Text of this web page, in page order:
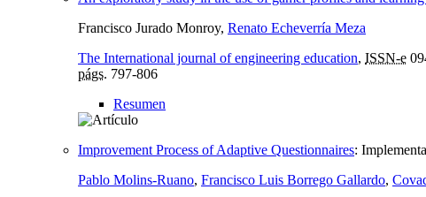
Francisco Jurado Monroy, Renato Echeverría Meza
The International journal of engineering education, ISSN-e
págs. 797-806
Resumen
Improvement Process of Adaptive Questionnaires:
Pablo Molins-Ruano, Francisco Luis Borrego Gallardo,